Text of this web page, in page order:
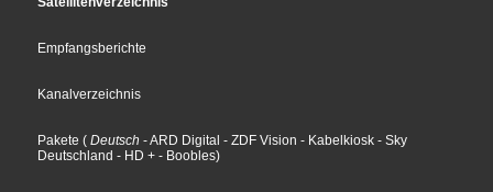
Empfangsberichte
Kanalverzeichnis
Pakete ( Deutsch - ARD Digital - ZDF Vision - Kabelkiosk - Sky
Deutschland - HD + - Boobles)